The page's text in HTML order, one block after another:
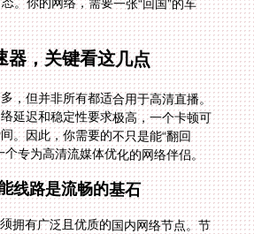
器，关键看这几点
，但并非所有都适合用于高清直播。
延迟和稳定性要求极高，一个卡顿可
间。因此，你需要的不只是能“翻回
个专为高清流媒体优化的网络伴侣。
线路是流畅的基石
拥有广泛且优质的国内网络节点。节
接应点”，其质量和数量直接决定速